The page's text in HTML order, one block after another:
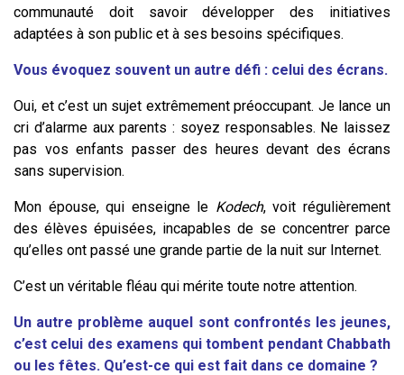
communauté doit savoir développer des initiatives
adaptées à son public et à ses besoins spécifiques.
Vous évoquez souvent un autre défi : celui des écrans.
Oui, et c’est un sujet extrêmement préoccupant. Je lance un
cri d’alarme aux parents : soyez responsables. Ne laissez
pas vos enfants passer des heures devant des écrans
sans supervision.
Mon épouse, qui enseigne le Kodech, voit régulièrement
des élèves épuisées, incapables de se concentrer parce
qu’elles ont passé une grande partie de la nuit sur Internet.
C’est un véritable fléau qui mérite toute notre attention.
Un autre problème auquel sont confrontés les jeunes,
c’est celui des examens qui tombent pendant Chabbath
ou les fêtes. Qu’est-ce qui est fait dans ce domaine ?